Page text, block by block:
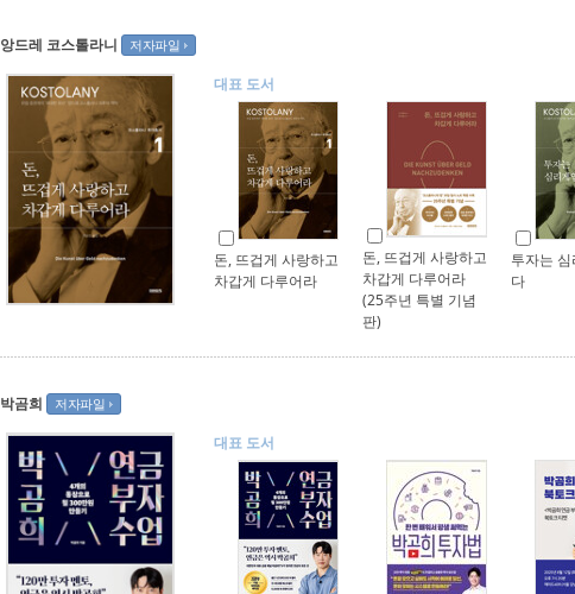
앙드레 코스톨라니 저자파일
대표 도서
돈, 뜨겁게 사랑하고
차갑게 다루어라
돈, 뜨겁게 사랑하고
차갑게 다루어라
(25주년 특별 기념
판)
투자는
다
박곰희 저자파일
대표 도서